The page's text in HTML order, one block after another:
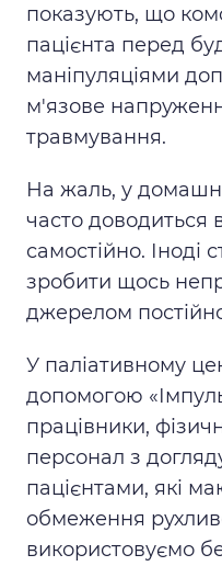
показують, що
пацієнта перед
маніпуляціями
м'язове
травмування.
На жаль, у
часто доводиться
самостійно. Іноді
зробити щось
джерелом
У паліативному
допомогою
працівники,
персонал з
пацієнтами, які
обмеження
використовуємо